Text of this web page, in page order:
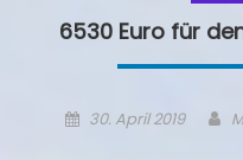
6530 Euro für
Posted
30. April 2019